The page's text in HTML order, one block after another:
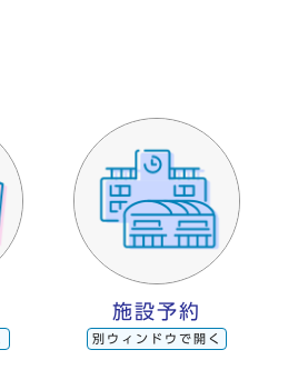
施設予約
別ウィンドウで開く